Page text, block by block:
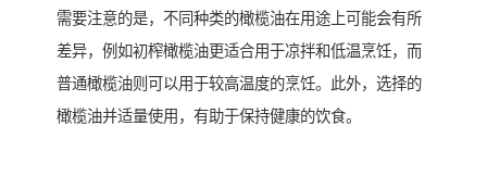
需要注意的是，不同种类的橄榄油在用途上可能会有所
差异，例如初榨橄榄油更适合用于凉拌和低温烹饪，而
普通橄榄油则可以用于较高温度的烹饪。此外，选择的
橄榄油并适量使用，有助于保持健康的饮食。